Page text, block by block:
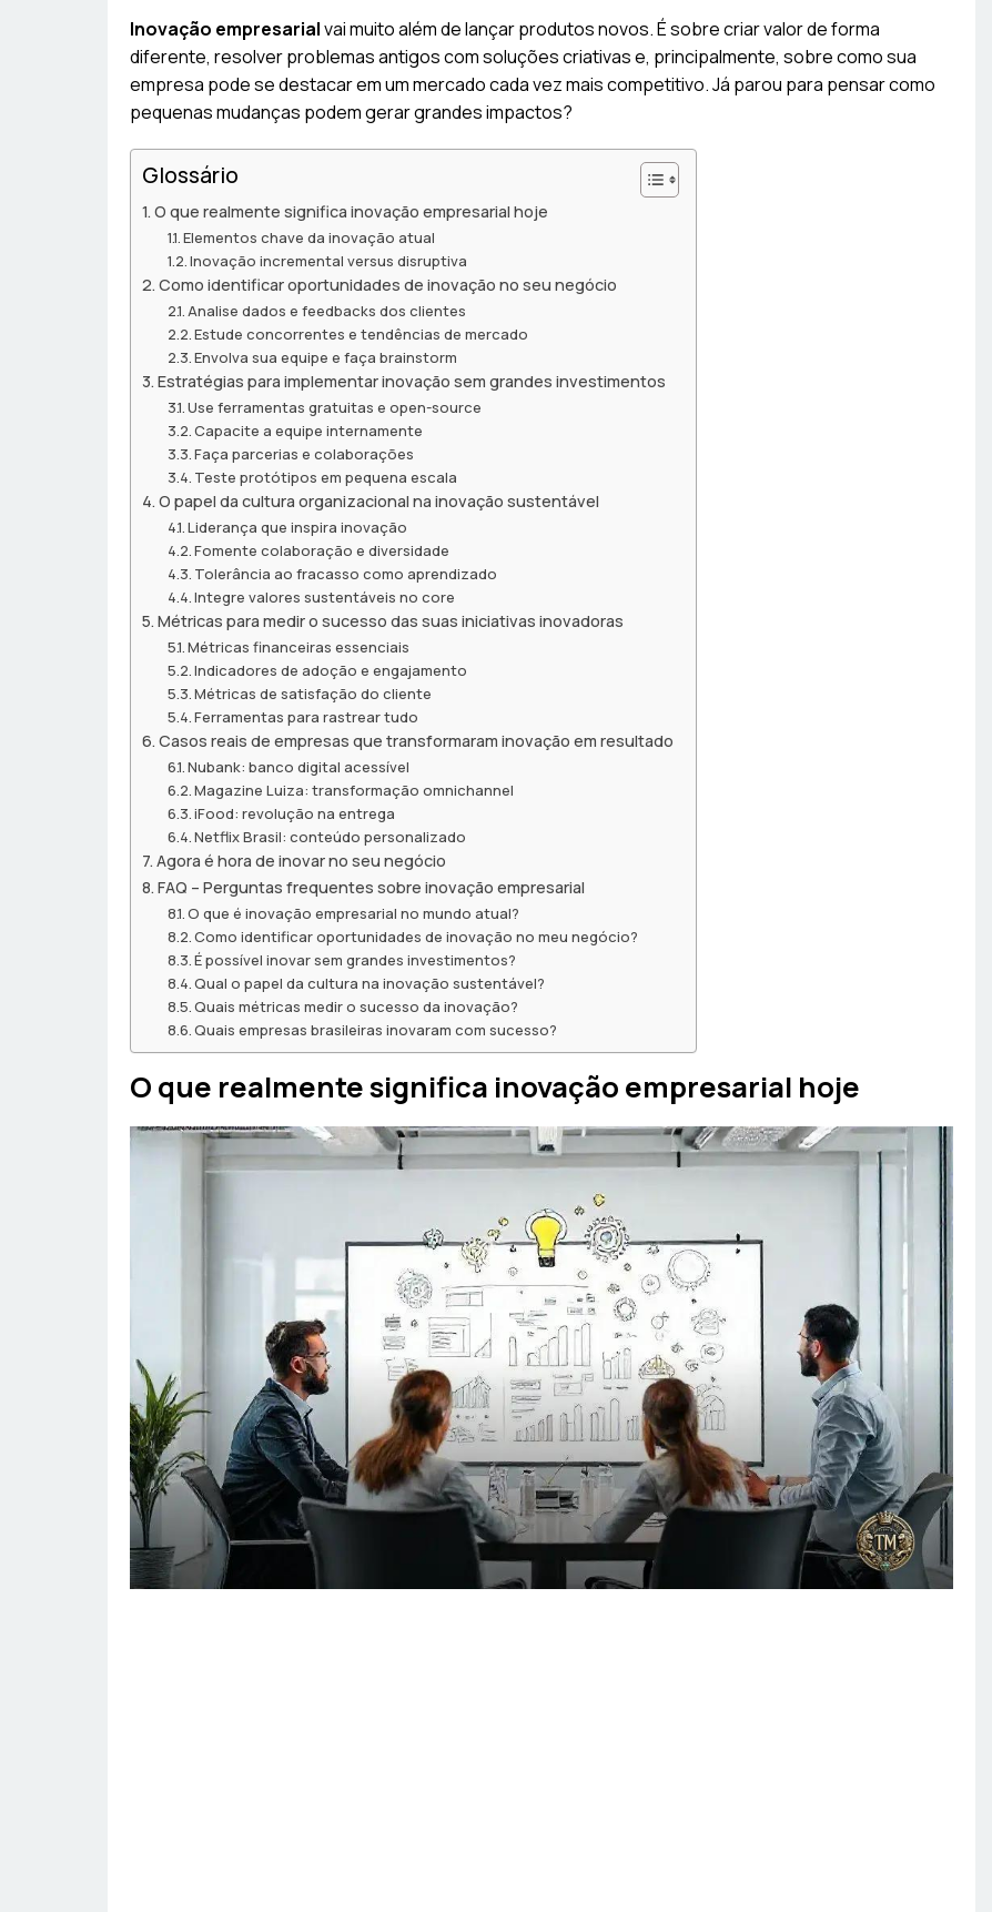
Inovação empresarialvai muito além de lançar produtos novos. É sobre criar valor de forma
diferente, resolver problemas antigos com soluções criativas e, principalmente, sobre como sua
empresa pode se destacar em um mercado cada vez mais competitivo. Já parou para pensar como
pequenas mudanças podem gerar grandes impactos?
Glossário
O que realmente significa inovação empresarial hoje
Elementos chave da inovação atual
Inovação incremental versus disruptiva
Como identificar oportunidades de inovação no seu negócio
Analise dados e feedbacks dos clientes
Estude concorrentes e tendências de mercado
Envolva sua equipe e faça brainstorm
Estratégias para implementar inovação sem grandes investimentos
Use ferramentas gratuitas e open-source
Capacite a equipe internamente
Faça parcerias e colaborações
Teste protótipos em pequena escala
O papel da cultura organizacional na inovação sustentável
Liderança que inspira inovação
Fomente colaboração e diversidade
Tolerância ao fracasso como aprendizado
Integre valores sustentáveis no core
Métricas para medir o sucesso das suas iniciativas inovadoras
Métricas financeiras essenciais
Indicadores de adoção e engajamento
Métricas de satisfação do cliente
Ferramentas para rastrear tudo
Casos reais de empresas que transformaram inovação em resultado
Nubank: banco digital acessível
Magazine Luiza: transformação omnichannel
iFood: revolução na entrega
Netflix Brasil: conteúdo personalizado
Agora é hora de inovar no seu negócio
FAQ – Perguntas frequentes sobre inovação empresarial
O que é inovação empresarial no mundo atual?
Como identificar oportunidades de inovação no meu negócio?
É possível inovar sem grandes investimentos?
Qual o papel da cultura na inovação sustentável?
Quais métricas medir o sucesso da inovação?
Quais empresas brasileiras inovaram com sucesso?
O que realmente significa inovação empresarial hoje